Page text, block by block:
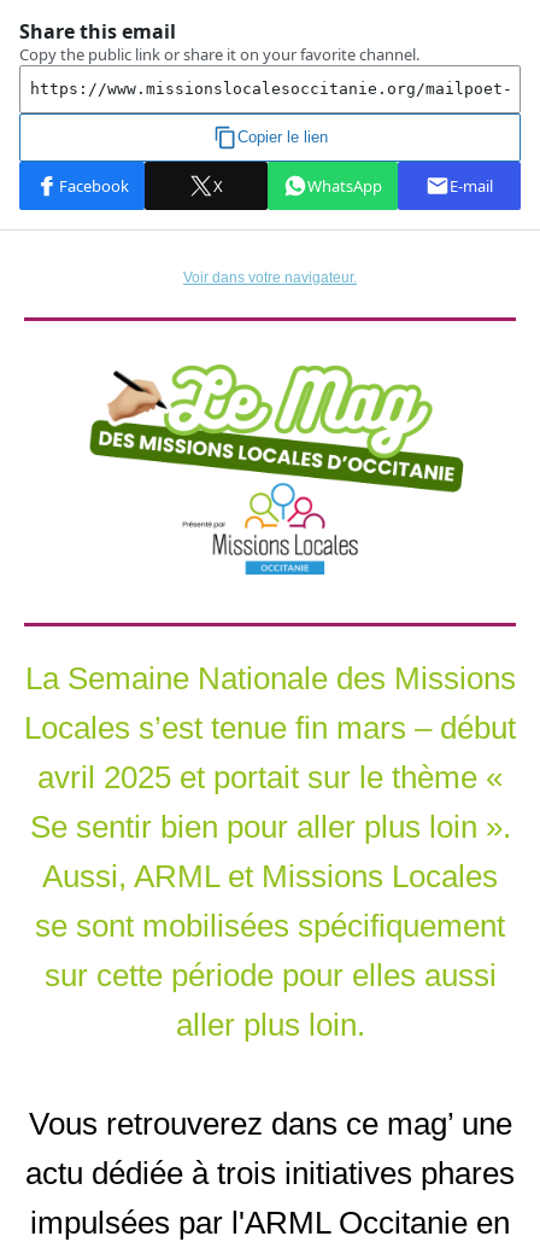
Voir dans votre navigateur.
La Semaine Nationale des Missions
Locales s’est tenue fin mars – début
avril 2025 et portait sur le thème «
Se sentir bien pour aller plus loin ».
Aussi, ARML et Missions Locales
se sont mobilisées spécifiquement
sur cette période pour elles aussi
aller plus loin.
Vous retrouverez dans ce mag’ une
actu dédiée à trois initiatives phares
impulsées par l'ARML Occitanie en